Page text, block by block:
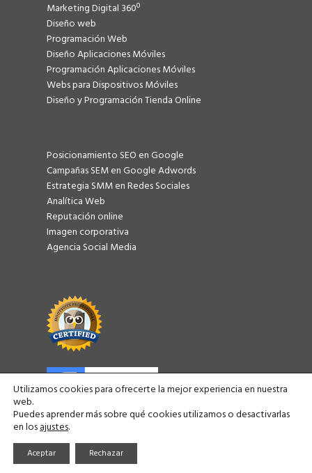
Marketing Digital 360º
Diseño web
Programación Web
Diseño Aplicaciones Móviles
Programación Aplicaciones Móviles
Webs para Dispositivos Móviles
Diseño y Programación Tienda Online
Posicionamiento SEO en Google
Campañas SEM en Google Adwords
Estrategia SMM en Redes Sociales
Analítica Web
Reputación online
Imagen corporativa
Agencia Social Media
Utilizamos cookies para ofrecerte la mejor experiencia en nuestra
web.
Puedes aprender más sobre qué cookies utilizamos o desactivarlas
en losajustes.
Aceptar Rechazar
Consulweb | Agencia de Marketing Digital en Barcelona ©
2026
Política de Privacidad|Política de Cookies